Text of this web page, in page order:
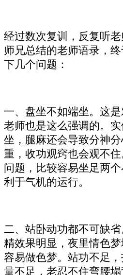
经过数次复训，反复听
师兄总结的老师语录，
下几个问题：
一、盘坐不如端坐。这是
老师也是这么强调的。
坐，腿麻还会导致分神
重，收功观窍也会观不
问题，比较容易坐足两
利于气机的运行。
二、站卧动功都不可缺
精效果明显，夜里情色
容易做色梦。站功不足
量不足，老忍不住弯腰塌